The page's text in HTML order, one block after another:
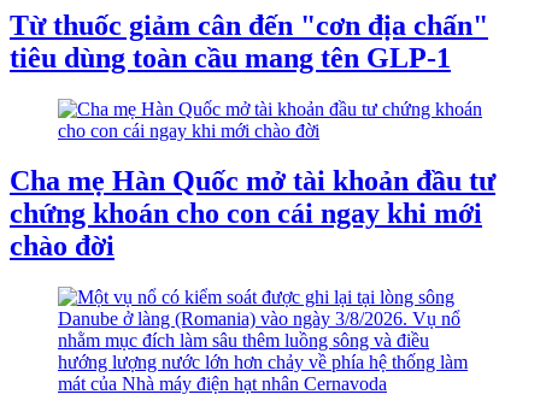
Từ thuốc giảm cân đến "cơn địa chấn"
tiêu dùng toàn cầu mang tên GLP-1
Cha mẹ Hàn Quốc mở tài khoản đầu tư
chứng khoán cho con cái ngay khi mới
chào đời